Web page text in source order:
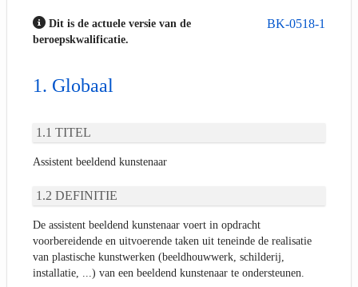
BK-0518-1
Dit is de actuele versie van de
beroepskwalificatie.
Globaal
TITEL
Assistent beeldend kunstenaar
DEFINITIE
De assistent beeldend kunstenaar voert in opdracht
voorbereidende en uitvoerende taken uit teneinde de realisatie
van plastische kunstwerken (beeldhouwwerk, schilderij,
installatie, ...) van een beeldend kunstenaar te ondersteunen.